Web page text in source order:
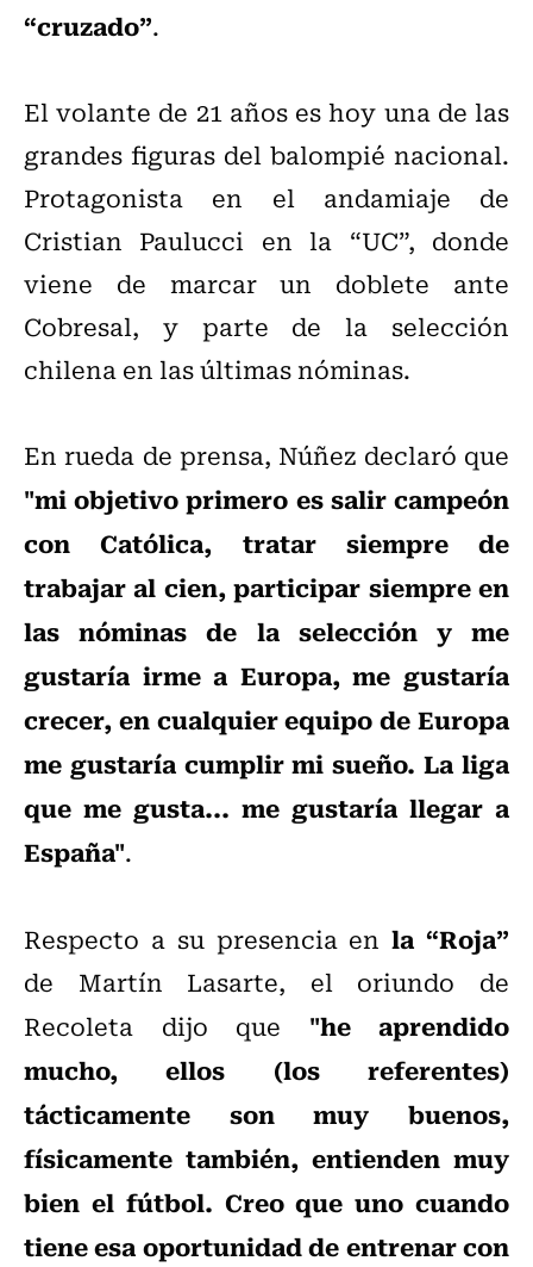
“cruzado”.
El volante de 21 años es hoy una de las
grandes figuras del balompié nacional.
Protagonista en el andamiaje de
Cristian Paulucci en la “UC”, donde
viene de marcar un doblete ante
Cobresal, y parte de la selección
chilena en las últimas nóminas.
En rueda de prensa, Núñez declaró que
"mi objetivo primero es salir campeón
con Católica, tratar siempre de
trabajar al cien, participar siempre en
las nóminas de la selección y me
gustaría irme a Europa, me gustaría
crecer, en cualquier equipo de Europa
me gustaría cumplir mi sueño. La liga
que me gusta... me gustaría llegar a
España".
Respecto a su presencia enla “Roja”
de Martín Lasarte, el oriundo de
Recoleta dijo que "he aprendido
mucho, ellos (los referentes)
tácticamente son muy buenos,
físicamente también, entienden muy
bien el fútbol. Creo que uno cuando
tiene esa oportunidad de entrenar con